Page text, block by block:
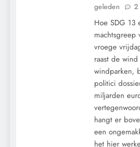
geleden
2
Hoe SDG 13
machtsgreep
vroege
raast de
windparken,
politici
miljarden
hangt er
een
het hier